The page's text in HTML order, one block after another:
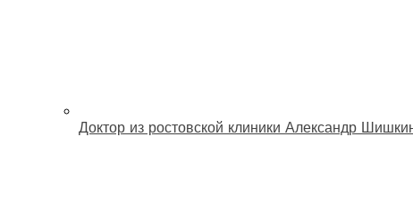
Доктор из ростовской клиники Александр